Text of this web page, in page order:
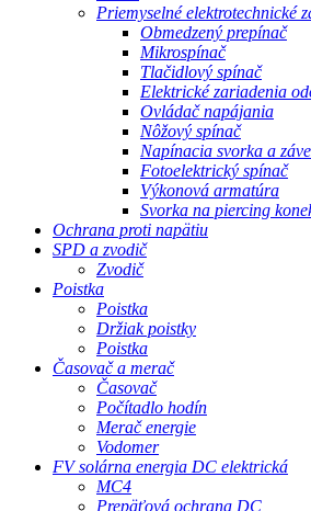
Priemyselné elektrotechnické
Obmedzený prepínač
Mikrospínač
Tlačidlový spínač
Elektrické zariadenia
Ovládač napájania
Nôžový spínač
Napínacia svorka a
Fotoelektrický spínač
Výkonová armatúra
Svorka na piercing
Ochrana proti napätiu
SPD a zvodič
Zvodič
Poistka
Poistka
Držiak poistky
Poistka
Časovač a merač
Časovač
Počítadlo hodín
Merač energie
Vodomer
FV solárna energia DC elektrická
MC4
Prepäťová ochrana DC